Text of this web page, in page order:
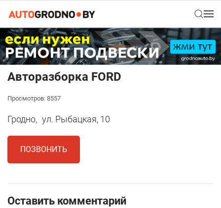
Авторазборка FORD
Просмотров: 8557
Гродно, ул. Рыбацкая, 10
ПОЗВОНИТЬ
Оставить комментарий